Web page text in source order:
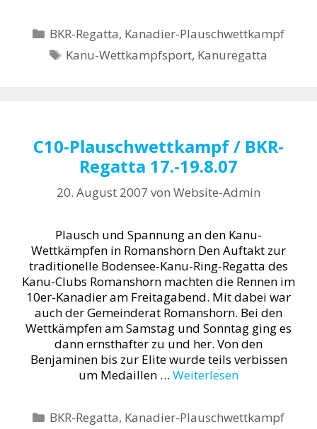
Kategorien
BKR-Regatta, Kanadier-Plauschwettkampf
Schlagwörter
Kanu-Wettkampfsport, Kanuregatta
C10-Plauschwettkampf / BKR-
Regatta 17.-19.8.07
20. August 2007 von Website-Admin
Plausch und Spannung an den Kanu-
Wettkämpfen in Romanshorn Den Auftakt zur
traditionelle Bodensee-Kanu-Ring-Regatta des
Kanu-Clubs Romanshorn machten die Rennen im
10er-Kanadier am Freitagabend. Mit dabei war
auch der Gemeinderat Romanshorn. Bei den
Wettkämpfen am Samstag und Sonntag ging es
dann ernsthafter zu und her. Von den
Benjaminen bis zur Elite wurde teils verbissen
um Medaillen … Weiterlesen
Kategorien
BKR-Regatta, Kanadier-Plauschwettkampf